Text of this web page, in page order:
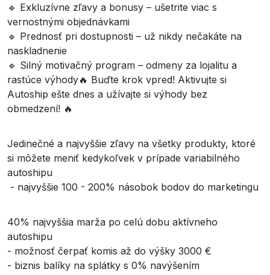
🔹 Exkluzívne zľavy a bonusy – ušetrite viac s
vernostnými objednávkami
🔹 Prednosť pri dostupnosti – už nikdy nečakáte na
naskladnenie
🔹 Silný motivačný program – odmeny za lojalitu a
rastúce výhody🔥 Buďte krok vpred! Aktivujte si
Autoship ešte dnes a užívajte si výhody bez
obmedzení! 🔥
Jedinečné a najvyššie zľavy na všetky produkty, ktoré
si môžete meniť kedykoľvek v prípade variabilného
autoshipu
- najvyššie 100 - 200% násobok bodov do marketingu
40% najvyššia marža po celú dobu aktívneho
autoshipu
- možnosť čerpať komis až do výšky 3000 €
- biznis balíky na splátky s 0% navýšením